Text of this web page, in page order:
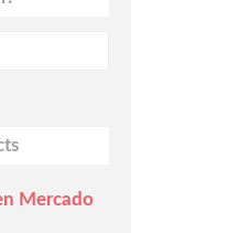
Mercado